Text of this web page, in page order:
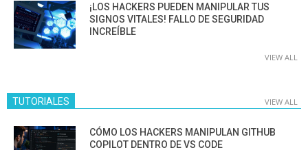
¡LOS HACKERS PUEDEN MANIPULAR TUS
SIGNOS VITALES! FALLO DE SEGURIDAD
INCREÍBLE
VIEW ALL
TUTORIALES VIEW ALL
CÓMO LOS HACKERS MANIPULAN GITHUB
COPILOT DENTRO DE VS CODE